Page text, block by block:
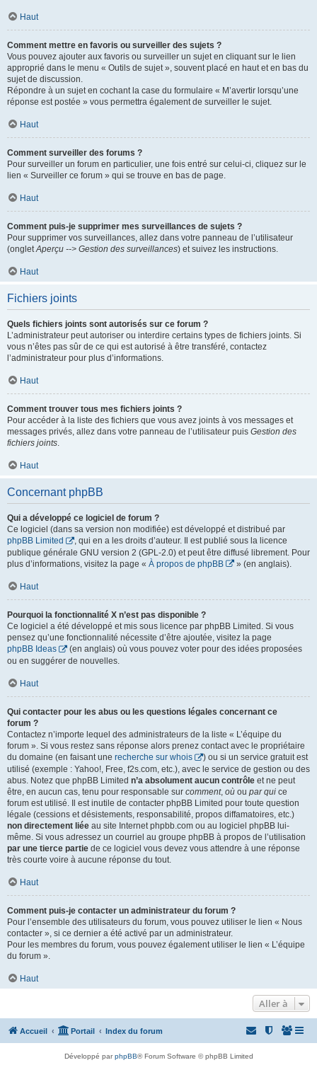
Haut
Comment mettre en favoris ou surveiller des sujets ?
Vous pouvez ajouter aux favoris ou surveiller un sujet en cliquant sur le lien
approprié dans le menu « Outils de sujet », souvent placé en haut et en bas du
sujet de discussion.
Répondre à un sujet en cochant la case du formulaire « M’avertir lorsqu’une
réponse est postée » vous permettra également de surveiller le sujet.
Haut
Comment surveiller des forums ?
Pour surveiller un forum en particulier, une fois entré sur celui-ci, cliquez sur le
lien « Surveiller ce forum » qui se trouve en bas de page.
Haut
Comment puis-je supprimer mes surveillances de sujets ?
Pour supprimer vos surveillances, allez dans votre panneau de l’utilisateur
(ongletAperçu --> Gestion des surveillances) et suivez les instructions.
Haut
Fichiers joints
Quels fichiers joints sont autorisés sur ce forum ?
L’administrateur peut autoriser ou interdire certains types de fichiers joints. Si
vous n’êtes pas sûr de ce qui est autorisé à être transféré, contactez
l’administrateur pour plus d’informations.
Haut
Comment trouver tous mes fichiers joints ?
Pour accéder à la liste des fichiers que vous avez joints à vos messages et
messages privés, allez dans votre panneau de l’utilisateur puis Gestion des
fichiers joints.
Haut
Concernant phpBB
Qui a développé ce logiciel de forum ?
Ce logiciel (dans sa version non modifiée) est développé et distribué par
phpBB Limited
, qui en a les droits d’auteur. Il est publié sous la licence
publique générale GNU version 2 (GPL-2.0) et peut être diffusé librement. Pour
plus d’informations, visitez la page « À propos de phpBB » (en anglais).
Haut
Pourquoi la fonctionnalité X n’est pas disponible ?
Ce logiciel a été développé et mis sous licence par phpBB Limited. Si vous
pensez qu’une fonctionnalité nécessite d’être ajoutée, visitez la page
phpBB Ideas
(en anglais) où vous pouvez voter pour des idées proposées
ou en suggérer de nouvelles.
Haut
Qui contacter pour les abus ou les questions légales concernant ce
forum ?
Contactez n’importe lequel des administrateurs de la liste « L’équipe du
forum ». Si vous restez sans réponse alors prenez contact avec le propriétaire
du domaine (en faisant une recherche sur whois
) ou si un service gratuit est
utilisé (exemple : Yahoo!, Free, f2s.com, etc.), avec le service de gestion ou des
abus. Notez que phpBB Limited n’a absolument aucun contrôle et ne peut
être, en aucun cas, tenu pour responsable sur comment, où ou par qui ce
forum est utilisé. Il est inutile de contacter phpBB Limited pour toute question
légale (cessions et désistements, responsabilité, propos diffamatoires, etc.)
non directement liée au site Internet phpbb.com ou au logiciel phpBB lui-
même. Si vous adressez un courriel au groupe phpBB à propos de l’utilisation
par une tierce partie de ce logiciel vous devez vous attendre à une réponse
très courte voire à aucune réponse du tout.
Haut
Comment puis-je contacter un administrateur du forum ?
Pour l’ensemble des utilisateurs du forum, vous pouvez utiliser le lien « Nous
contacter », si ce dernier a été activé par un administrateur.
Pour les membres du forum, vous pouvez également utiliser le lien « L’équipe
du forum ».
Haut
Aller à
Accueil Portail Index du forum
Développé parphpBB® Forum Software © phpBB Limited